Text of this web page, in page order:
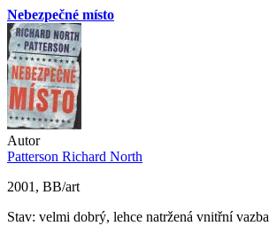
Nebezpečné místo
Autor
Patterson Richard North
2001, BB/art
Stav: velmi dobrý, lehce natržená vnitřní vazba